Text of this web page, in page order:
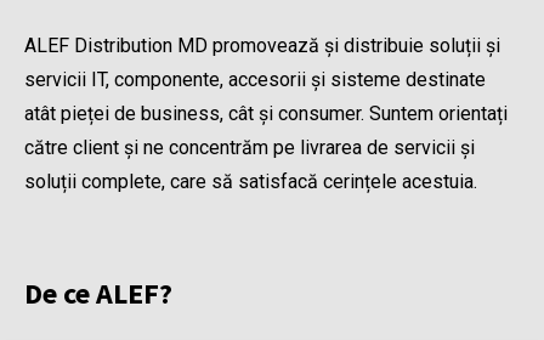
ALEF Distribution MD promovează și distribuie soluții și
servicii IT, componente, accesorii și sisteme destinate
atât pieței de business, cât și consumer. Suntem orientați
către client și ne concentrăm pe livrarea de servicii și
soluții complete, care să satisfacă cerințele acestuia.
De ce ALEF?